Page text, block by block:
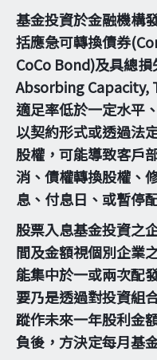
基金投資於金融機構
括應急可轉換債券
CoCo Bond)及具總
Absorbing Capacity,
適足率低於一定水平
以契約形式或透過法
股權，可能導致客戶
消、債權轉換股權、
息、付息日、或暫停
股票入息基金投資之
間及金額視個別企業
能集中於一或兩次配
要乃是透過對投資組
蹤作未來一年股利金
負後，方決定每月基